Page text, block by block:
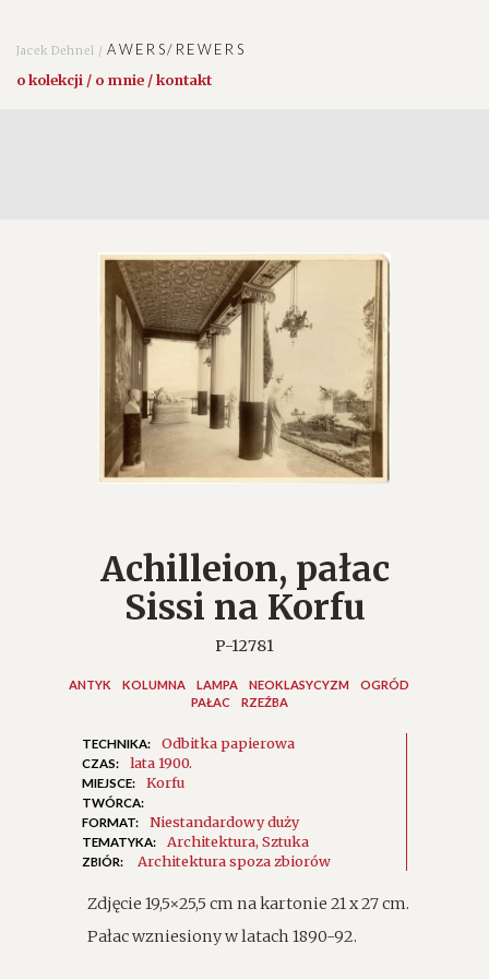
Jacek Dehnel /AWERS/REWERS
o kolekcji / o mnie / kontakt
Achilleion, pałac
Sissi na Korfu
P-12781
ANTYK KOLUMNA LAMPA NEOKLASYCYZM
OGRÓD
PAŁAC
RZEŹBA
TECHNIKA: Odbitka papierowa
CZAS: lata 1900.
MIEJSCE: Korfu
TWÓRCA:
FORMAT:
Niestandardowy duży
TEMATYKA: Architektura Sztuka
ZBIÓR: Architektura spoza zbiorów
Zdjęcie 19,5×25,5 cm na kartonie 21 x 27 cm.
Pałac wzniesiony w latach 1890-92.